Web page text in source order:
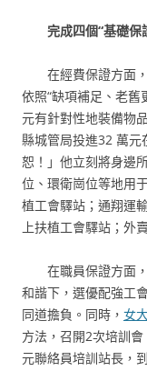
完成四個“基礎保
在經費保證方面
依照“缺項補足、老舊
元有針對性地裝備物
縣城管局投進32 萬元
恕！」他立刻將身邊
位、環衛崗位等地用
植工會驛站；通翔運
上扶植工會驛站；外
在職員保證方面
和諧下，選優配強工
同道擔負。同時， 女
方法，召開2次培訓
元聯絡員培訓站長，